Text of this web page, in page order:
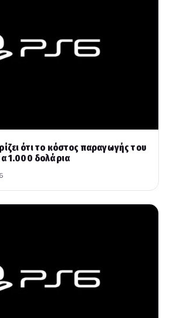
ότι το κόστος παραγωγής του
1.000 δολάρια